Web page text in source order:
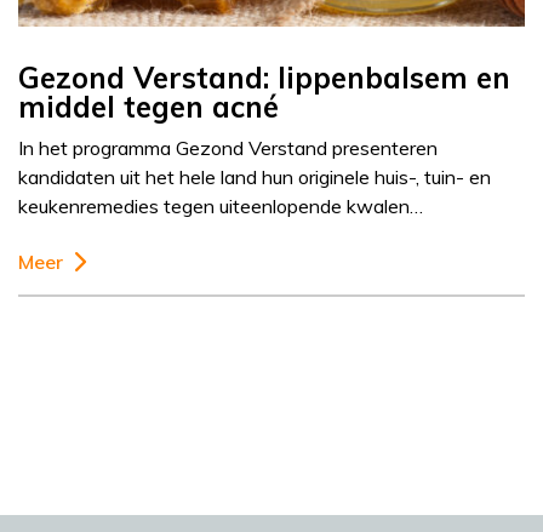
Gezond Verstand: lippenbalsem en
middel tegen acné
In het programma Gezond Verstand presenteren
kandidaten uit het hele land hun originele huis-, tuin- en
keukenremedies tegen uiteenlopende kwalen…
Meer